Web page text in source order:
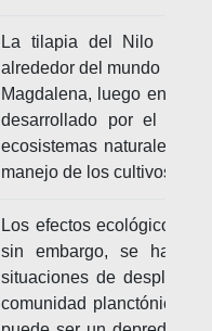
La tilapia del Nilo ha
alrededor del mundo
Magdalena, luego en los
desarrollado por el
ecosistemas naturales
manejo de los cultivos
Los efectos ecológicos
sin embargo, se ha
situaciones de
comunidad planctónica y